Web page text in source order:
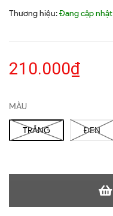
Thương hiệu:Đang cập nhật
210.000₫
MÀU
TRẮNG ĐEN